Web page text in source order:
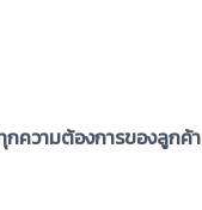
ความต้องการของลูกค้า